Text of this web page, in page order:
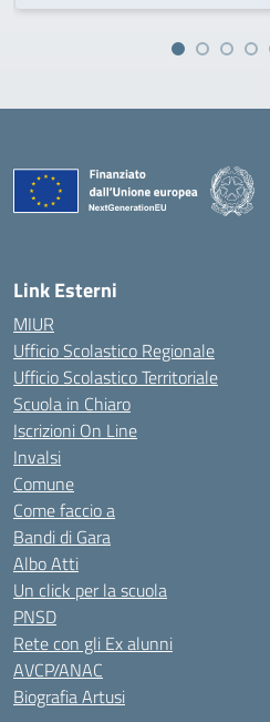
Link Esterni
MIUR
Ufficio Scolastico Regionale
Ufficio Scolastico Territoriale
Scuola in Chiaro
Iscrizioni On Line
Invalsi
Comune
Come faccio a
Bandi di Gara
Albo Atti
Un click per la scuola
PNSD
Rete con gli Ex alunni
AVCP/ANAC
Biografia Artusi